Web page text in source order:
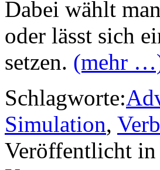
Dabei wählt
oder lässt sich
setzen. (mehr
Schlagworte:
Simulation,
Veröffentlicht in